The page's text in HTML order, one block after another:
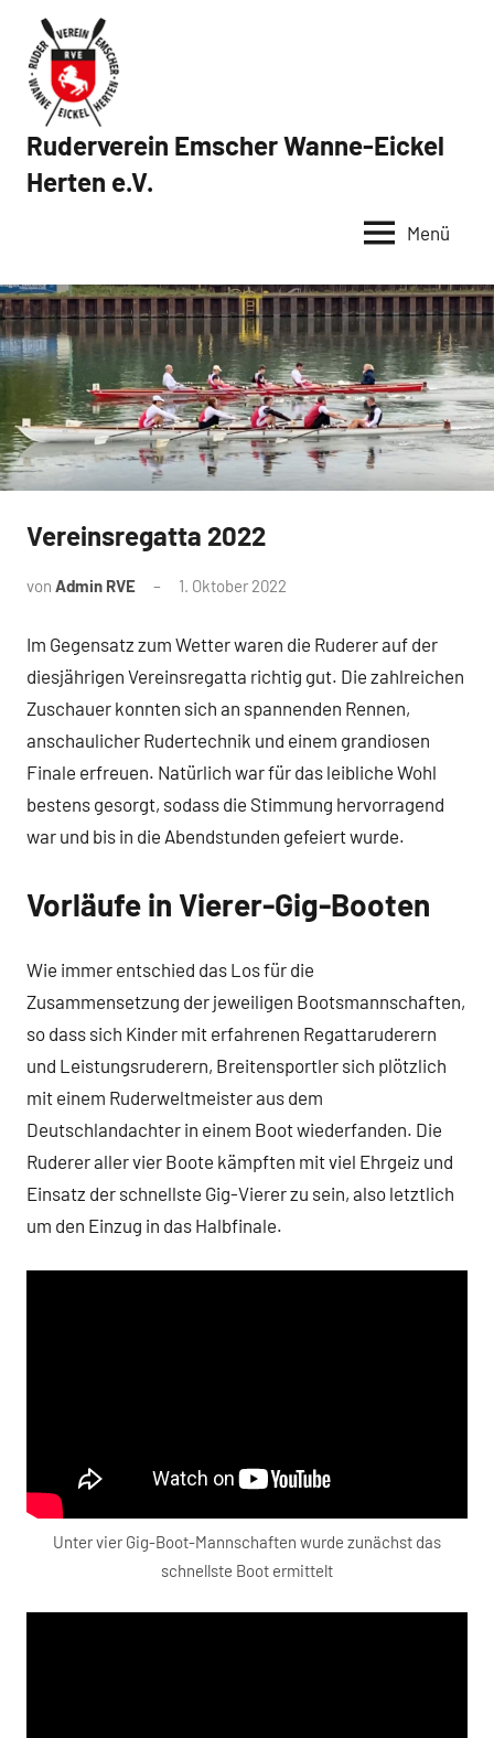
Inhalt
springen
Ruderverein Emscher Wanne-Eickel
Herten e.V.
Menü
News
Vereinsregatta 2022
von Admin RVE 1. Oktober 2022
Im Gegensatz zum Wetter waren die Ruderer auf der
diesjährigen Vereinsregatta richtig gut. Die zahlreichen
Zuschauer konnten sich an spannenden Rennen,
anschaulicher Rudertechnik und einem grandiosen
Finale erfreuen. Natürlich war für das leibliche Wohl
bestens gesorgt, sodass die Stimmung hervorragend
war und bis in die Abendstunden gefeiert wurde.
Vorläufe in Vierer-Gig-Booten
Wie immer entschied das Los für die
Zusammensetzung der jeweiligen Bootsmannschaften,
so dass sich Kinder mit erfahrenen Regattaruderern
und Leistungsruderern, Breitensportler sich plötzlich
mit einem Ruderweltmeister aus dem
Deutschlandachter in einem Boot wiederfanden. Die
Ruderer aller vier Boote kämpften mit viel Ehrgeiz und
Einsatz der schnellste Gig-Vierer zu sein, also letztlich
um den Einzug in das Halbfinale.
Unter vier Gig-Boot-Mannschaften wurde zunächst das
schnellste Boot ermittelt